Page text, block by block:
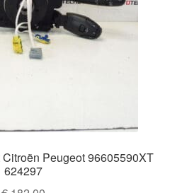
Peugeot 96605590XT
624297